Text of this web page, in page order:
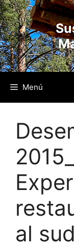
Vés
al
contingut
Menú
al